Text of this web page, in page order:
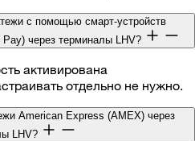
с помощью смарт-устройств
через терминалы LHV?
активирована
отдельно не нужно.
American Express (AMEX) через
LHV?